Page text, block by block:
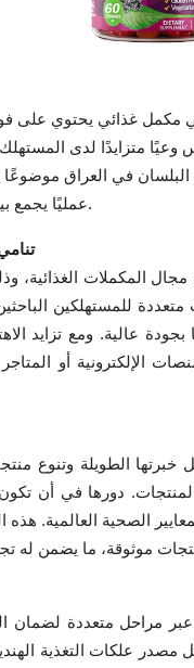
غذائي يحتوي على
متزايدًا لدى المستهلك
في العراق
عمليًا يجمع بين السهولة والفعالية في دعم صحة الأسرة.
المكملات الغذائية،
للمستهلكين
عالية. ومع تزايد
الإلكترونية أو
الطويلة وتنوع
دورها في أن
الصحية العالمية. هذه
مراحل متعددة لضمان
مصدر علكات التغذية